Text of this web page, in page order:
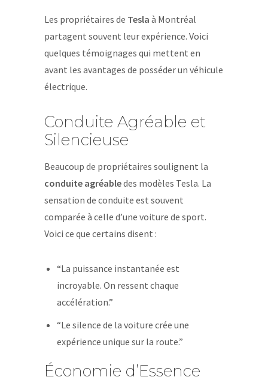
Les propriétaires de Tesla à Montréal
partagent souvent leur expérience. Voici
quelques témoignages qui mettent en
avant les avantages de posséder un véhicule
électrique.
Conduite Agréable et
Silencieuse
Beaucoup de propriétaires soulignent la
conduite agréabledes modèles Tesla. La
sensation de conduite est souvent
comparée à celle d’une voiture de sport.
Voici ce que certains disent :
“La puissance instantanée est
incroyable. On ressent chaque
accélération.”
“Le silence de la voiture crée une
expérience unique sur la route.”
Économie d’Essence